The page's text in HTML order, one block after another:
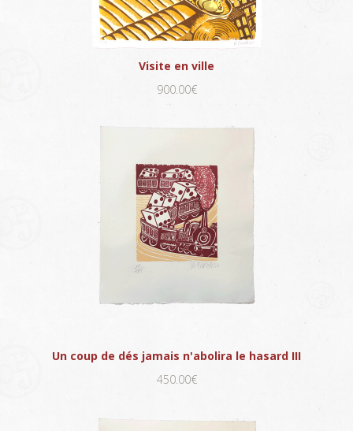
Visite en ville
900.00€
Un coup de dés jamais n'abolira le hasard III
450.00€